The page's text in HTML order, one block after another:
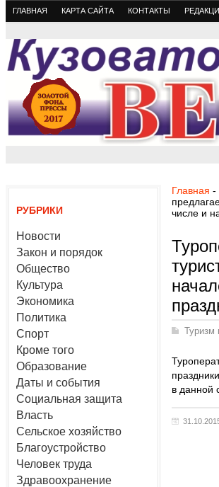
ГЛАВНАЯ КАРТА САЙТА КОНТАКТЫ
РУБРИКИ
Новости
Закон и порядок
Общество
Культура
Экономика
Политика
Спорт
Кроме того
Образование
Даты и события
Социальная защита
Власть
Сельское хозяйство
Благоустройство
Человек труда
Здравоохранение
Главная -
числе и
Туризм
в данной